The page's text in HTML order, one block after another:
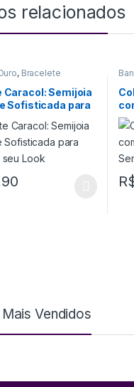
relacionados
, Bracelete
Caracol: Semijoia
Sofisticada para
seu Look
Vendidos